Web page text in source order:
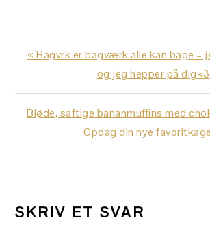
Previous
« Bagvrk er bagværk alle kan bage –
og jeg hepper på dig<3
Next
Bløde, saftige bananmuffins med
Opdag din nye
SKRIV ET SVAR